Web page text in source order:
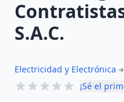
S.A.C.
Electricidad y Electrónica
¡Sé el